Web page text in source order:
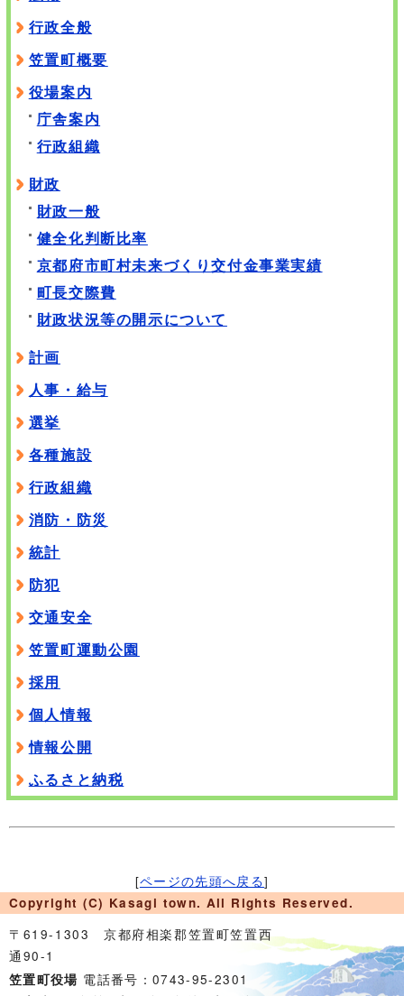
行政全般
笠置町概要
役場案内
庁舎案内
行政組織
財政
財政一般
健全化判断比率
京都府市町村未来づくり交付金事業実績
町長交際費
財政状況等の開示について
計画
人事・給与
選挙
各種施設
行政組織
消防・防災
統計
防犯
交通安全
笠置町運動公園
採用
個人情報
情報公開
ふるさと納税
[ページの先頭へ戻る]
Copyright (C) Kasagi town. All Rights Reserved.
〒619-1303 京都府相楽郡笠置町笠置西
通90-1
笠置町役場 電話番号：0743-95-2301